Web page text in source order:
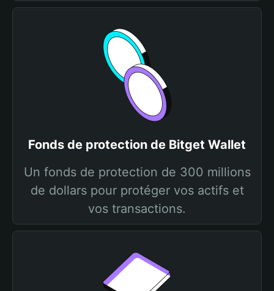
Fonds de protection de Bitget Wallet
Un fonds de protection de 300 millions
de dollars pour protéger vos actifs et
vos transactions.